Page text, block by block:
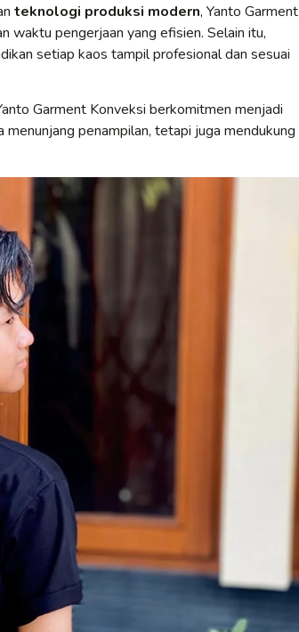
teknologi produksi modern, Yanto Garment
waktu pengerjaan yang efisien. Selain itu,
setiap kaos tampil profesional dan sesuai
Garment Konveksi berkomitmen menjadi
penampilan, tetapi juga mendukung